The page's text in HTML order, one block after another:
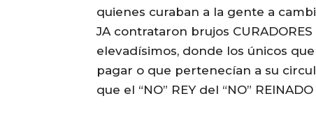
quienes curaban a la gente a
JA contrataron brujos
elevadísimos, donde los únicos
pagar o que pertenecían a su
que el “NO” REY del “NO”